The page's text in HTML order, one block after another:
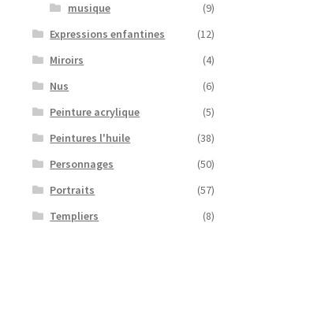
musique
(9)
Expressions enfantines
(12)
Miroirs
(4)
Nus
(6)
Peinture acrylique
(5)
Peintures l'huile
(38)
Personnages
(50)
Portraits
(57)
Templiers
(8)